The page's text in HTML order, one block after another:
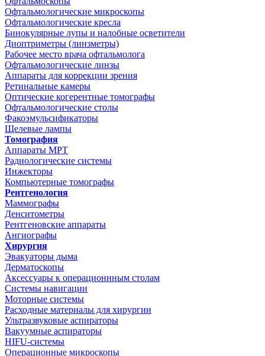
Офтальмологические микроскопы
Офтальмологические кресла
Бинокулярные лупы и налобные осветители
Диоптриметры (линзметры)
Рабочее место врача офтальмолога
Офтальмологические линзы
Аппараты для коррекции зрения
Ретинальные камеры
Оптические когерентные томографы
Офтальмологические столы
Факоэмульсификаторы
Щелевые лампы
Томография
Аппараты МРТ
Радиологические системы
Инжекторы
Компьютерные томографы
Рентгенология
Маммографы
Денситометры
Рентгеновские аппараты
Ангиографы
Хирургия
Эвакуаторы дыма
Дерматоскопы
Аксессуары к операционнным столам
Системы навигации
Моторные системы
Расходные материалы для хирургии
Ультразвуковые аспираторы
Вакуумные аспираторы
HIFU-системы
Операционные микроскопы